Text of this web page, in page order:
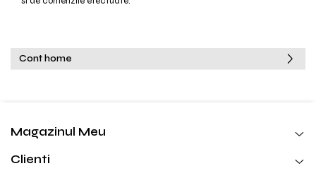
Cont home
Magazinul Meu
Clienti